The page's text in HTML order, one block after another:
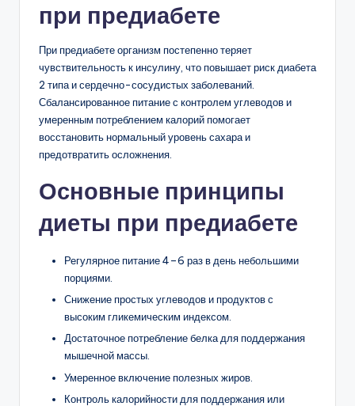
при предиабете
При предиабете организм постепенно теряет
чувствительность к инсулину, что повышает риск диабета
2 типа и сердечно-сосудистых заболеваний.
Сбалансированное питание с контролем углеводов и
умеренным потреблением калорий помогает
восстановить нормальный уровень сахара и
предотвратить осложнения.
Основные принципы
диеты при предиабете
Регулярное питание 4–6 раз в день небольшими
порциями.
Снижение простых углеводов и продуктов с
высоким гликемическим индексом.
Достаточное потребление белка для поддержания
мышечной массы.
Умеренное включение полезных жиров.
Контроль калорийности для поддержания или